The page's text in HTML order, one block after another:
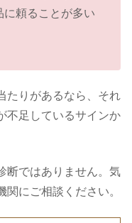
頼ることが多い
たりがあるなら、それ
不足しているサインか
断ではありません。気
にご相談ください。